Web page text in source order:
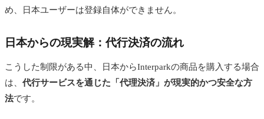
め、日本ユーザーは登録自体ができません。
日本からの現実解：代行決済の流れ
こうした制限がある中、日本からInterparkの商品を購入する場合
は、 代行サービスを通じた「代理決済」が現実的かつ安全な方
法です。